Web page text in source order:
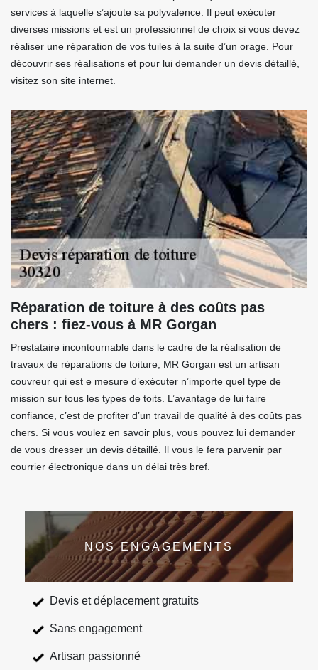
services à laquelle s’ajoute sa polyvalence. Il peut exécuter
diverses missions et est un professionnel de choix si vous devez
réaliser une réparation de vos tuiles à la suite d’un orage. Pour
découvrir ses réalisations et pour lui demander un devis détaillé,
visitez son site internet.
Réparation de toiture à des coûts pas
chers : fiez-vous à MR Gorgan
Prestataire incontournable dans le cadre de la réalisation de
travaux de réparations de toiture, MR Gorgan est un artisan
couvreur qui est e mesure d’exécuter n’importe quel type de
mission sur tous les types de toits. L’avantage de lui faire
confiance, c’est de profiter d’un travail de qualité à des coûts pas
chers. Si vous voulez en savoir plus, vous pouvez lui demander
de vous dresser un devis détaillé. Il vous le fera parvenir par
courrier électronique dans un délai très bref.
NOS ENGAGEMENTS
Devis et déplacement gratuits
Sans engagement
Artisan passionné